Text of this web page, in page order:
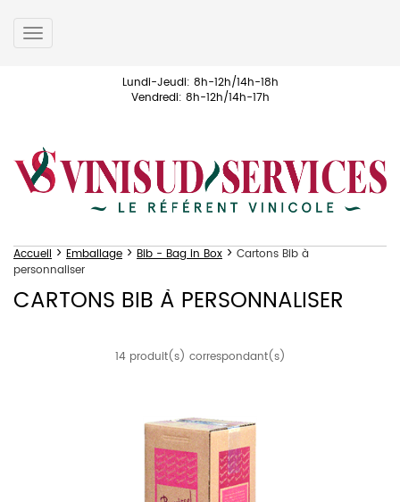
Toggle
navigation
Lundi-Jeudi: 8h-12h/14h-18h
Vendredi: 8h-12h/14h-17h
Accueil > Emballage > Bib - Bag in Box > Cartons Bib à
personnaliser
CARTONS BIB À PERSONNALISER
14 produit(s) correspondant(s)